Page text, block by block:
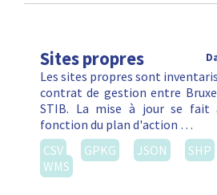
Sites propres
Les sites propres sont
contrat de gestion entre
STIB. La mise à jour se fait
fonction du plan d'action …
CSV
GPKG JSON SHP
WMS